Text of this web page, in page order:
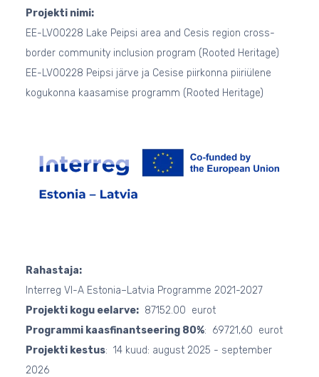
Projekti nimi:
EE-LV00228 Lake Peipsi area and Cesis region cross-
border community inclusion program (Rooted Heritage)
EE-LV00228 Peipsi järve ja Cesise piirkonna piiriülene
kogukonna kaasamise programm (Rooted Heritage)
Rahastaja:
Interreg VI-A Estonia–Latvia Programme 2021-2027
Projekti kogu eelarve: 87152.00 eurot
Programmi kaasfinantseering 80%: 69721,60 eurot
Projekti kestus: 14 kuud: august 2025 - september
2026